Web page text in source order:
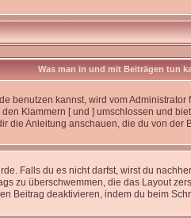
Was man in und mit Beiträgen tun
benutzen kannst, wird vom
Klammern [ und ] umschlossen und
die Anleitung anschauen, die du von der
Falls du es nicht darfst, wirst du
zu überschwemmen, die das Layout
Beitrag deaktivieren, indem du beim